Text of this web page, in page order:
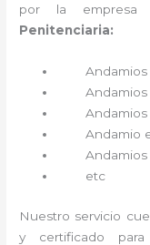
por la
Penitenciaria:
Andamio
etc
Nuestro servicio
y certificado para